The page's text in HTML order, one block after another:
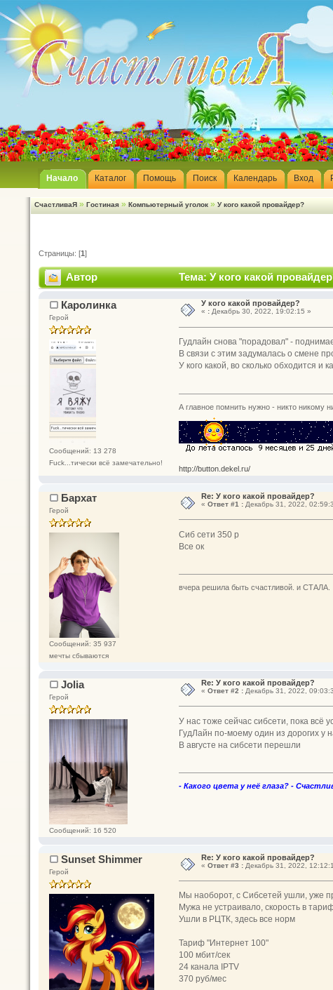
Начало Каталог Помощь Поиск Календарь Вход
СчастливаЯ » Гостиная » Компьютерный уголок » У кого какой провайдер?
Страницы: [1]
Автор Тема: У кого какой
Каролинка
Герой
Сообщений: 13 278
Fuck...тически всё замечательно!
У кого какой провайдер?
« :Декабрь 30, 2022, 19:02:15 »
Гудлайн снова "порадовал" -
В связи с этим задумалась о смене
У кого какой, во сколько обходится и
А главное помнить нужно - никто никому
http://button.dekel.ru/
Бархат
Герой
Сообщений: 35 937
мечты сбываются
Re: У кого какой провайдер?
« Ответ #1 :Декабрь 31, 2022,
Сиб сети 350 р
Все ок
вчера решила быть счастливой. и СТАЛА.
Jolia
Герой
Сообщений: 16 520
Re: У кого какой провайдер?
« Ответ #2 :Декабрь 31, 2022,
У нас тоже сейчас сибсети, пока всё
ГудЛайн по-моему один из дорогих
В августе на сибсети перешли
- Какого цвета у неё глаза? -
Sunset Shimmer
Герой
Re: У кого какой провайдер?
« Ответ #3 :Декабрь 31, 2022,
Мы наоборот, с Сибсетей ушли, уже
Мужа не устраивало, скорость в
Ушли в РЦТК, здесь все норм
Тариф "Интернет 100"
100 мбит/сек
24 канала IPTV
370 руб/мес